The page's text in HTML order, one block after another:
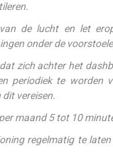
de lucht en let
onder de
zich achter het
periodiek te
vereisen.
maand 5 tot 10
regelmatig te